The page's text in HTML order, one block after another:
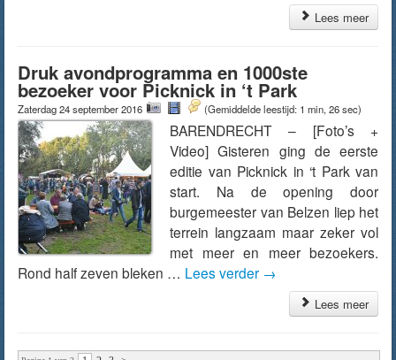
Lees meer
Druk avondprogramma en 1000ste
bezoeker voor Picknick in ‘t Park
Zaterdag 24 september 2016 (Gemiddelde leestijd: 1 min, 26 sec)
BARENDRECHT – [Foto’s +
Video] Gisteren ging de eerste
editie van Picknick in ‘t Park van
start. Na de opening door
burgemeester van Belzen liep het
terrein langzaam maar zeker vol
met meer en meer bezoekers.
Rond half zeven bleken … Lees verder →
Lees meer